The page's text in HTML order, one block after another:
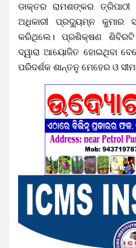
ଡାକ୍ତର ରାମଶଙ୍କର ତ୍ରିପାଠୀ
ଅଧିକାରୀ ପ୍ରଦ୍ୟୁମ୍ନ କୁମାର
କରିଥିଲେ। ପ୍ରଶିକ୍ଷଣ
ଦ୍ୱାରା ଆୟୋଜିତ ହୋଇଥିବା
ପରିଦର୍ଶକ ଶାନ୍ତନୁ ମେହେର ଓ